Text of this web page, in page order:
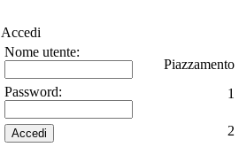
Accedi
Nome utente:
Password:
Piazzamento
1
2